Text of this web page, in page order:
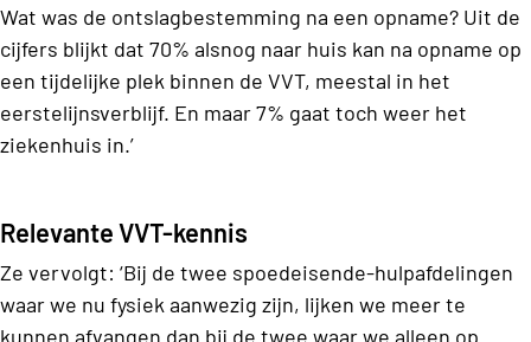
Wat was de ontslagbestemming na een opname? Uit de
cijfers blijkt dat 70% alsnog naar huis kan na opname op
een tijdelijke plek binnen de VVT, meestal in het
eerstelijnsverblijf. En maar 7% gaat toch weer het
ziekenhuis in.’
Relevante VVT-kennis
Ze vervolgt: ‘Bij de twee spoedeisende-hulpafdelingen
waar we nu fysiek aanwezig zijn, lijken we meer te
kunnen afvangen dan bij de twee waar we alleen op